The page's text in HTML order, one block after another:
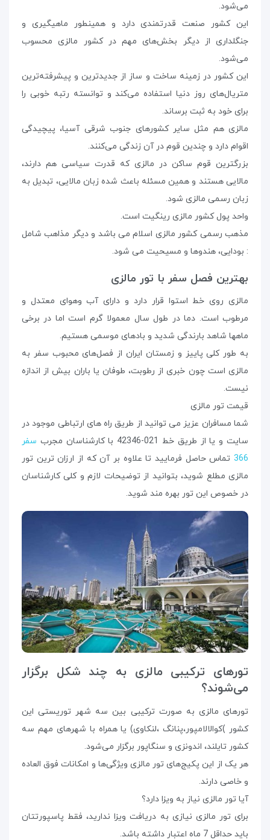
می‌شود.
این کشور صنعت قدرتمندی دارد و همینطور ماهیگیری و
جنگلداری از دیگر بخش‌های مهم در کشور مالزی محسوب
می‌شود.
این کشور در زمینه ساخت و ساز از جدیدترین و پیشرفته‌ترین
متریال‌های روز دنیا استفاده می‌کند و توانسته رتبه خوبی را
برای خود به ثبت برساند.
مالزی هم مثل سایر کشورهای جنوب شرقی آسیا، پیچیدگی
اقوام دارد و چندین قوم در آن زندگی می‌کنند.
بزرگترین قوم ساکن در مالزی که قدرت سیاسی هم دارند،
مالایی هستند و همین مسئله باعث شده زبان مالایی، تبدیل به
زبان رسمی مالزی شود.
واحد پول کشور مالزی رینگیت است.
مذهب رسمی کشور مالزی اسلام می باشد و دیگر مذاهب شامل
: بودایی، هندوها و مسیحیت می شود.
بهترین فصل سفر با تور مالزی
مالزی روی خط استوا قرار دارد و دارای آب وهوای معتدل و
مرطوب است. دما در طول سال معمولا گرم است اما در برخی
ماهها شاهد بارندگی شدید و بادهای موسمی هستیم.
به طور کلی پاییز و زمستان ایران از فصل‌های محبوب سفر به
مالزی است چون خبری از رطوبت، طوفان یا باران بیش از اندازه
نیست.
قیمت تور مالزی
شما مسافران عزیز می توانید از طریق راه های ارتباطی موجود در
سایت و یا از طریق خط 021-42346 با کارشناسان مجرب
سفر
366 تماس حاصل فرمایید تا علاوه بر آن که از ارزان ترین تور
مالزی مطلع شوید، بتوانید از توضیحات لازم و کلی کارشناسان
در خصوص این تور بهره مند شوید.
تورهای ترکیبی مالزی به چند شکل برگزار
می‌شوند؟
تورهای مالزی به صورت ترکیبی بین سه شهر توریستی‌ این
کشور )کوالالامپور،پنانگ ،لنکاوی) یا همراه با شهرهای مهم سه
کشور تایلند، اندونزی و سنگاپور برگزار می‌شود.
هر یک از این پکیج‌های تور مالزی ویژگی‌ها و امکانات فوق العاده
و خاصی دارند.
آیا تور مالزی نیاز به ویزا دارد؟
برای تور مالزی نیازی به دریافت ویزا ندارید، فقط پاسپورتتان
باید حداقل 7 ماه اعتبار داشته باشد.